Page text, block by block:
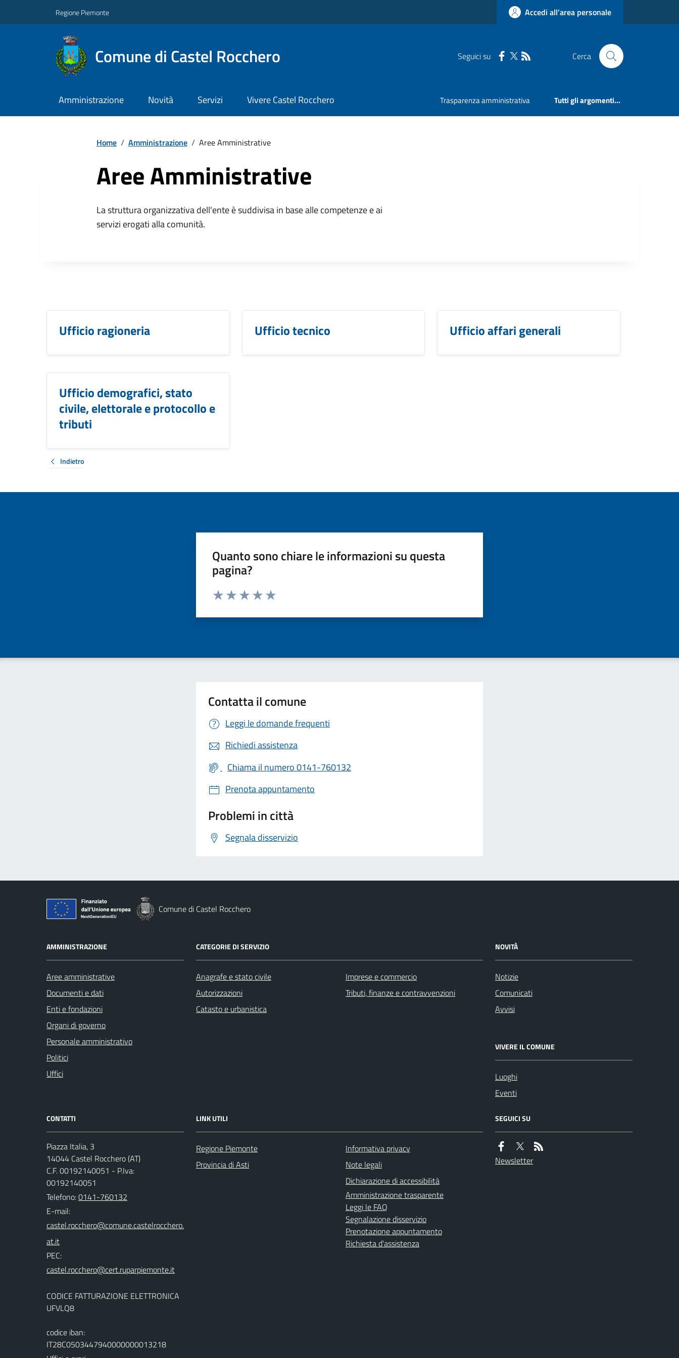
Regione Piemonte Accedi all'area personale
Comune di Castel Rocchero Seguici su Cerca
Amministrazione Novità Servizi Vivere Castel Rocchero Trasparenza amministrativa Tutti gli argomenti...
Home / Amministrazione / Aree Amministrative
Aree Amministrative
La struttura organizzativa dell'ente è suddivisa in base alle competenze e ai
servizi erogati alla comunità.
Ufficio ragioneria Ufficio tecnico Ufficio affari generali
Ufficio demografici, stato
civile, elettorale e protocollo e
tributi
Indietro
Quanto sono chiare le informazioni su questa
pagina?
Valuta da 1 a 5 stelle la pagina
Contatta il comune
Leggi le domande frequenti
Richiedi assistenza
Chiama il numero 0141-760132
Prenota appuntamento
Problemi in città
Segnala disservizio
Comune di Castel Rocchero
AMMINISTRAZIONE
Aree amministrative
Documenti e dati
Enti e fondazioni
Organi di governo
Personale amministrativo
Politici
Uffici
CATEGORIE DI SERVIZIO
Anagrafe e stato civile
Autorizzazioni
Catasto e urbanistica
Imprese e commercio
Tributi, finanze e contravvenzioni
NOVITÀ
Notizie
Comunicati
Avvisi
VIVERE IL COMUNE
Luoghi
Eventi
CONTATTI
Piazza Italia, 3
14044 Castel Rocchero (AT)
C.F. 00192140051 - P.Iva:
00192140051
Telefono:0141-760132
E-mail:
PEC:
CODICE FATTURAZIONE ELETTRONICA
UFVLQ8
codice iban:
IT28C0503447940000000013218
LINK UTILI
Regione Piemonte
Provincia di Asti
Informativa privacy
Note legali
Dichiarazione di accessibilità
Amministrazione trasparente
Leggi le FAQ
Segnalazione disservizio
Prenotazione appuntamento
Richiesta d'assistenza
SEGUICI SU
Newsletter